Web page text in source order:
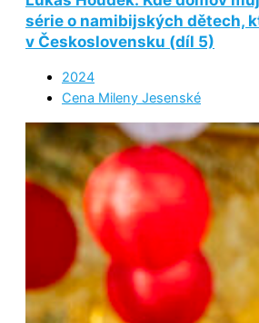
série o namibijských dětech,
v Československu (díl 5)
2024
Cena Mileny Jesenské